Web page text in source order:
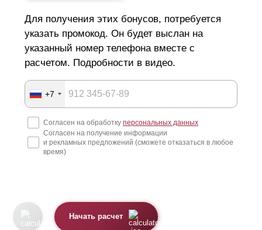
Для получения этих бонусов, потребуется
указать промокод. Он будет выслан на
указанный номер телефона вместе с
расчетом. Подробности в видео.
+7
Согласен на обработку персональных данных
Согласен на получение информации
и рекламных предложений (сможете отказаться в любое
время)
Начать расчет